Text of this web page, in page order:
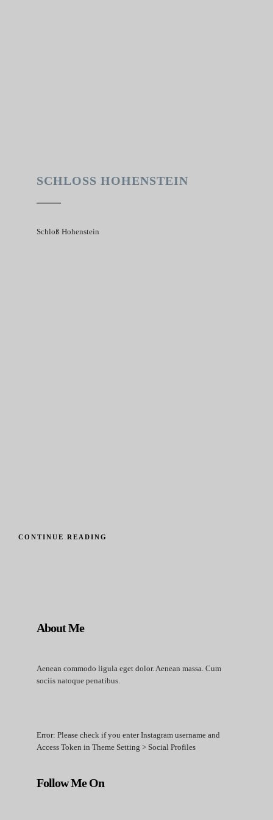
SCHLOSS HOHENSTEIN
Schloß Hohenstein
CONTINUE READING
About Me
Aenean commodo ligula eget dolor. Aenean massa. Cum
sociis natoque penatibus.
Error: Please check if you enter Instagram username and
Access Token in Theme Setting > Social Profiles
Follow Me On